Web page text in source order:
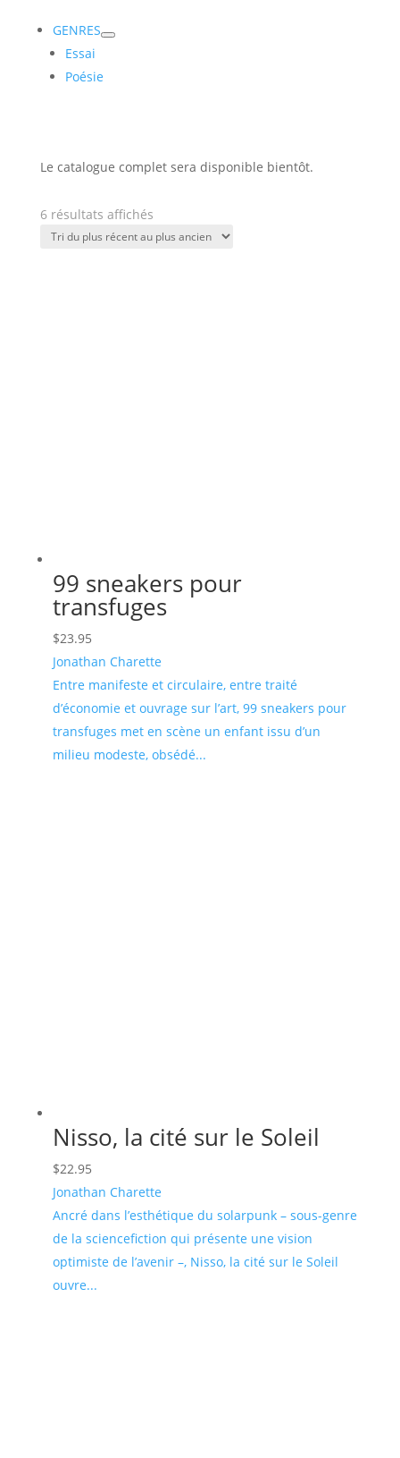
GENRES
Essai
Poésie
Le catalogue complet sera disponible bientôt.
6 résultats affichésTrié
du
99 sneakers pour
transfuges
$23.95
Jonathan Charette
Entre manifeste et circulaire, entre traité
d’économie et ouvrage sur l’art, 99 sneakers pour
transfuges met en scène un enfant issu d’un
milieu modeste, obsédé...
Nisso, la cité sur le Soleil
$22.95
Jonathan Charette
Ancré dans l’esthétique du solarpunk – sous-genre
de la sciencefiction qui présente une vision
optimiste de l’avenir –, Nisso, la cité sur le Soleil
ouvre...